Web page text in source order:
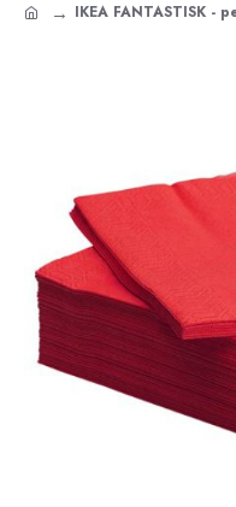
IKEA FANTASTISK -